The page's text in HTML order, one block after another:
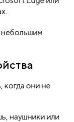
небольшим
они не
наушники или